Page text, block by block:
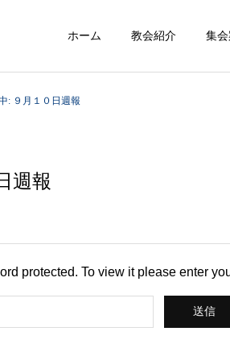
ホーム 教会紹介 集
: ９月１０日週報
週報
protected. To view it please enter